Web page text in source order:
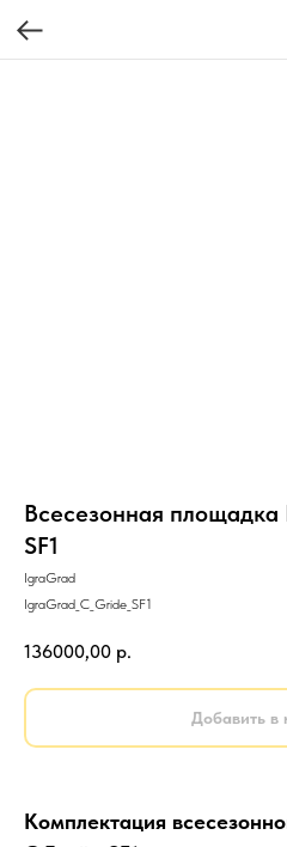
Всесезонная
SF1
IgraGrad
IgraGrad_C_Gride_SF1
136000,00 р.
Добавить в
Комплектация